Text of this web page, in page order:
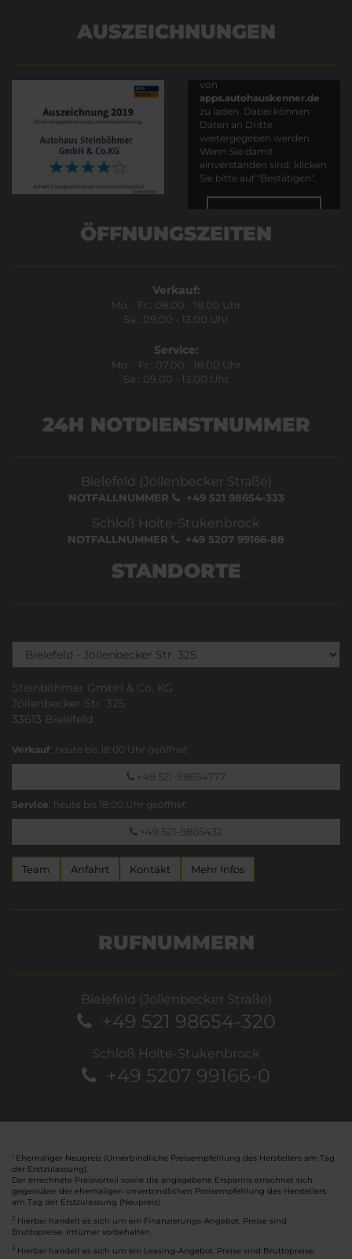
AUSZEICHNUNGEN
von
apps.autohauskenner.de
zu laden. Dabei können
Daten an Dritte
weitergegeben werden.
Wenn Sie damit
einverstanden sind, klicken
Sie bitte auf "Bestätigen".
ÖFFNUNGSZEITEN
Verkauf:
Mo. - Fr.: 08.00 - 18.00 Uhr
Sa.: 09.00 - 13.00 Uhr
Service:
Mo. - Fr.: 07.00 - 18.00 Uhr
Sa.: 09.00 - 13.00 Uhr
24H NOTDIENSTNUMMER
Bielefeld (Jöllenbecker Straße)
NOTFALLNUMMER +49 521 98654-333
Schloß Holte-Stukenbrock
NOTFALLNUMMER +49 5207 99166-88
STANDORTE
Steinböhmer GmbH & Co. KG
Jöllenbecker Str. 325
33613 Bielefeld
Verkauf: heute bis 18:00 Uhr geöffnet
+49 521-98654777
Service: heute bis 18:00 Uhr geöffnet
+49 521-9865432
Team Anfahrt Kontakt Mehr Infos
RUFNUMMERN
Bielefeld (Jöllenbecker Straße)
+49 521 98654-320
Schloß Holte-Stukenbrock
+49 5207 99166-0
Ehemaliger Neupreis (Unverbindliche Preisempfehlung des Herstellers am Tag
der Erstzulassung).
Der errechnete Preisvorteil sowie die angegebene Ersparnis errechnet sich
gegenüber der ehemaligen unverbindlichen Preisempfehlung des Herstellers
am Tag der Erstzulassung (Neupreis).
2 Hierbei handelt es sich um ein Finanzierungs-Angebot. Preise sind
Bruttopreise. Irrtümer vorbehalten.
3 Hierbei handelt es sich um ein Leasing-Angebot. Preise sind Bruttopreise.